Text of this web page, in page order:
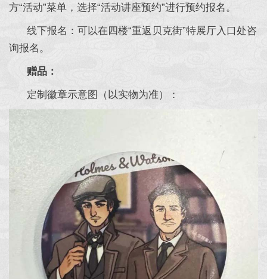
方“活动”菜单，选择“活动讲座预约”进行预约报名。
线下报名：可以在四楼“重返贝克街”特展厅入口处咨
询报名。
赠品：
定制徽章示意图（以实物为准）：